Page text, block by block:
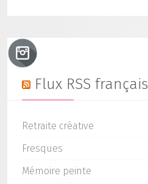
Flux RSS français
Retraite créative
Fresques
Mémoire peinte